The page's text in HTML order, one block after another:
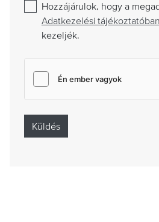
Hozzájárulok, hogy a
Adatkezelési tájékoztatóban
kezeljék.